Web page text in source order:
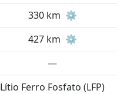
330 km ⚙️
427 km ⚙️
—
Lítio Ferro Fosfato (LFP)